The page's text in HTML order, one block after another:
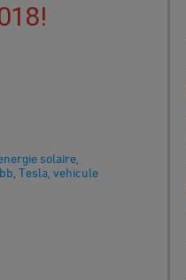
solaire
,Tesla ,vehicule